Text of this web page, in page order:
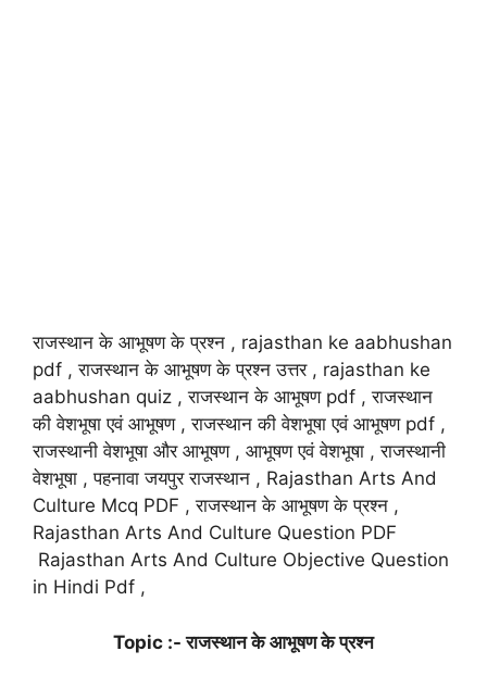
राजस्थान के आभूषण के प्रश्न , rajasthan ke aabhushan
pdf , राजस्थान के आभूषण के प्रश्न उत्तर , rajasthan ke
aabhushan quiz , राजस्थान के आभूषण pdf , राजस्थान
की वेशभूषा एवं आभूषण , राजस्थान की वेशभूषा एवं आभूषण pdf ,
राजस्थानी वेशभूषा और आभूषण , आभूषण एवं वेशभूषा , राजस्थानी
वेशभूषा , पहनावा जयपुर राजस्थान , Rajasthan Arts And
Culture Mcq PDF , राजस्थान के आभूषण के प्रश्न ,
Rajasthan Arts And Culture Question PDF
Rajasthan Arts And Culture Objective Question
in Hindi Pdf ,
Topic :- राजस्थान के आभूषण के प्रश्न